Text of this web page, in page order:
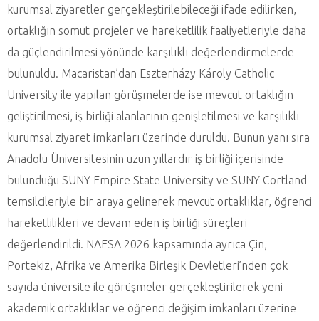
kurumsal ziyaretler gerçekleştirilebileceği ifade edilirken,
ortaklığın somut projeler ve hareketlilik faaliyetleriyle daha
da güçlendirilmesi yönünde karşılıklı değerlendirmelerde
bulunuldu. Macaristan’dan Eszterházy Károly Catholic
University ile yapılan görüşmelerde ise mevcut ortaklığın
geliştirilmesi, iş birliği alanlarının genişletilmesi ve karşılıklı
kurumsal ziyaret imkanları üzerinde duruldu. Bunun yanı sıra
Anadolu Üniversitesinin uzun yıllardır iş birliği içerisinde
bulunduğu SUNY Empire State University ve SUNY Cortland
temsilcileriyle bir araya gelinerek mevcut ortaklıklar, öğrenci
hareketlilikleri ve devam eden iş birliği süreçleri
değerlendirildi. NAFSA 2026 kapsamında ayrıca Çin,
Portekiz, Afrika ve Amerika Birleşik Devletleri’nden çok
sayıda üniversite ile görüşmeler gerçekleştirilerek yeni
akademik ortaklıklar ve öğrenci değişim imkanları üzerine